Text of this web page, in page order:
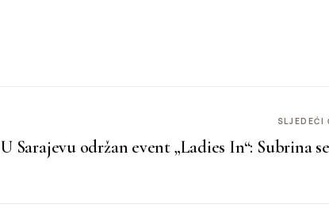
SLJEDEĆI
U Sarajevu održan event „Ladies In“: Subrina